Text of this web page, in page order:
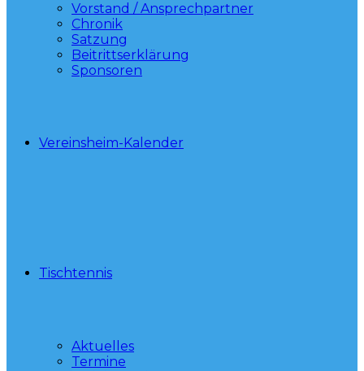
Vorstand / Ansprechpartner
Chronik
Satzung
Beitrittserklärung
Sponsoren
Vereinsheim-Kalender
Tischtennis
Aktuelles
Termine